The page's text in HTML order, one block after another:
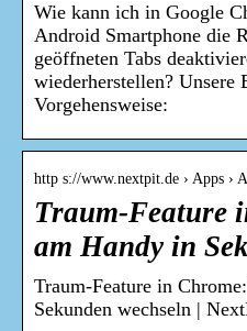
Wie kann ich in Google
Android Smartphone die
geöffneten Tabs
wiederherstellen? Unsere
Vorgehensweise:
http s://www.nextpit.de › Apps ›
Traum-Feature
am Handy in
Traum-Feature in
Sekunden wechseln |